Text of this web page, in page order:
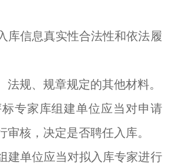
库信息真实性合法性和依法履
法规、规章规定的其他材料。
专家库组建单位应当对申请
审核，决定是否聘任入库。
建单位应当对拟入库专家进行